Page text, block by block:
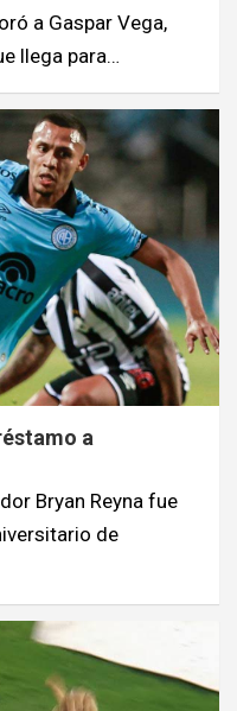
a Gaspar Vega,
llega para…
a
Bryan Reyna fue
de